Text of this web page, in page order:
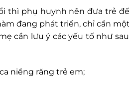
thì phụ huynh nên đưa trẻ
đang phát triển, chỉ cần
cần lưu ý các yếu tố như
niềng răng trẻ em;